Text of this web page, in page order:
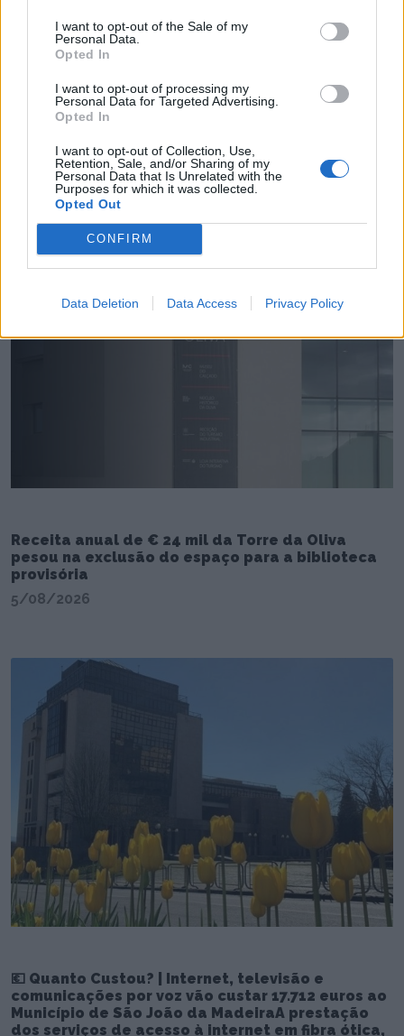
I want to opt-out of the Sale of my
Personal Data.
Opted In
I want to opt-out of processing my
Personal Data for Targeted Advertising.
Opted In
I want to opt-out of Collection, Use,
Retention, Sale, and/or Sharing of my
Personal Data that Is Unrelated with the
Purposes for which it was collected.
Opted Out
CONFIRM
Data Deletion Data Access Privacy Policy
Esposa do presidente do PS de Oliveira de
Azeméis investigada pela IGAS por conflito de
6/08/2026
Receita anual de € 24 mil da Torre da Oliva
pesou na exclusão do espaço para a biblioteca
provisória
5/08/2026
💶 Quanto Custou? | Internet, televisão e
comunicações por voz vão custar 17.712 euros ao
Município de São João da MadeiraA prestação
dos serviços de acesso à internet em fibra ótica,